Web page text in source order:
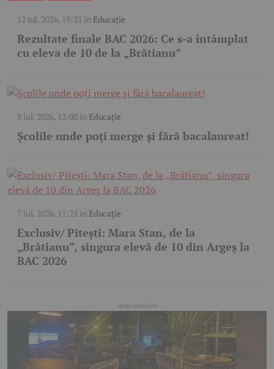
12 iul. 2026, 19:31 în Educație
Rezultate finale BAC 2026: Ce s-a întâmplat
cu eleva de 10 de la „Brătianu”
8 iul. 2026, 12:00în Educație
Școlile unde poți merge și fără bacalaureat!
7 iul. 2026, 11:25 în Educație
Exclusiv/ Pitești: Mara Stan, de la
„Brătianu”, singura elevă de 10 din Argeș la
BAC 2026